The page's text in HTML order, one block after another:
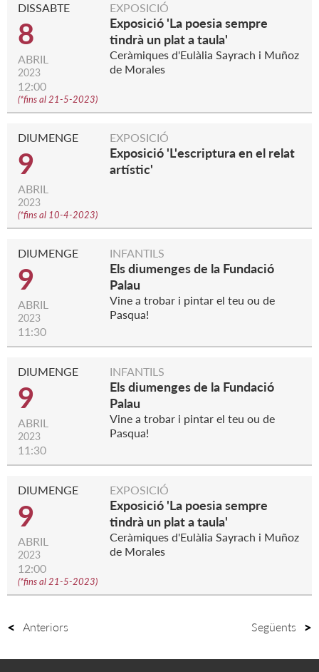
DISSABTE
8
ABRIL
2023
12:00
(*fins al 21-5-2023)
EXPOSICIÓ
Exposició 'La poesia sempre
tindrà un plat a taula'
Ceràmiques d'Eulàlia Sayrach i Muñoz
de Morales
DIUMENGE
9
ABRIL
2023
(*fins al 10-4-2023)
EXPOSICIÓ
Exposició 'L'escriptura en el relat
artístic'
DIUMENGE
9
ABRIL
2023
11:30
INFANTILS
Els diumenges de la Fundació
Palau
Vine a trobar i pintar el teu ou de
Pasqua!
DIUMENGE
9
ABRIL
2023
11:30
INFANTILS
Els diumenges de la Fundació
Palau
Vine a trobar i pintar el teu ou de
Pasqua!
DIUMENGE
9
ABRIL
2023
12:00
(*fins al 21-5-2023)
EXPOSICIÓ
Exposició 'La poesia sempre
tindrà un plat a taula'
Ceràmiques d'Eulàlia Sayrach i Muñoz
de Morales
Anteriors Següents